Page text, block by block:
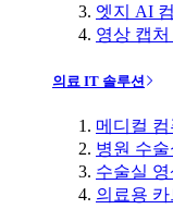
엣지 AI
영상 캡
의료 IT 솔루션
메디컬 컴
병원 수
수술실
의료용 카